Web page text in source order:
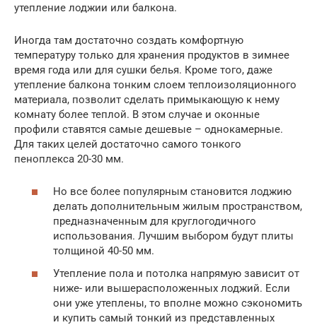
утепление лоджии или балкона.
Иногда там достаточно создать комфортную
температуру только для хранения продуктов в зимнее
время года или для сушки белья. Кроме того, даже
утепление балкона тонким слоем теплоизоляционного
материала, позволит сделать примыкающую к нему
комнату более теплой. В этом случае и оконные
профили ставятся самые дешевые – однокамерные.
Для таких целей достаточно самого тонкого
пеноплекса 20-30 мм.
Но все более популярным становится лоджию
делать дополнительным жилым пространством,
предназначенным для круглогодичного
использования. Лучшим выбором будут плиты
толщиной 40-50 мм.
Утепление пола и потолка напрямую зависит от
ниже- или вышерасположенных лоджий. Если
они уже утеплены, то вполне можно сэкономить
и купить самый тонкий из представленных